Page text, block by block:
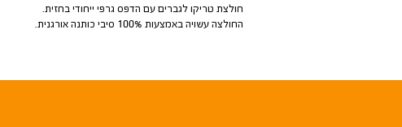
חולצת טריקו לגברים עם הדפס גרפי ייחודי בחזית.
החולצה עשויה באמצעות 100% סיבי כותנה אורגנית.